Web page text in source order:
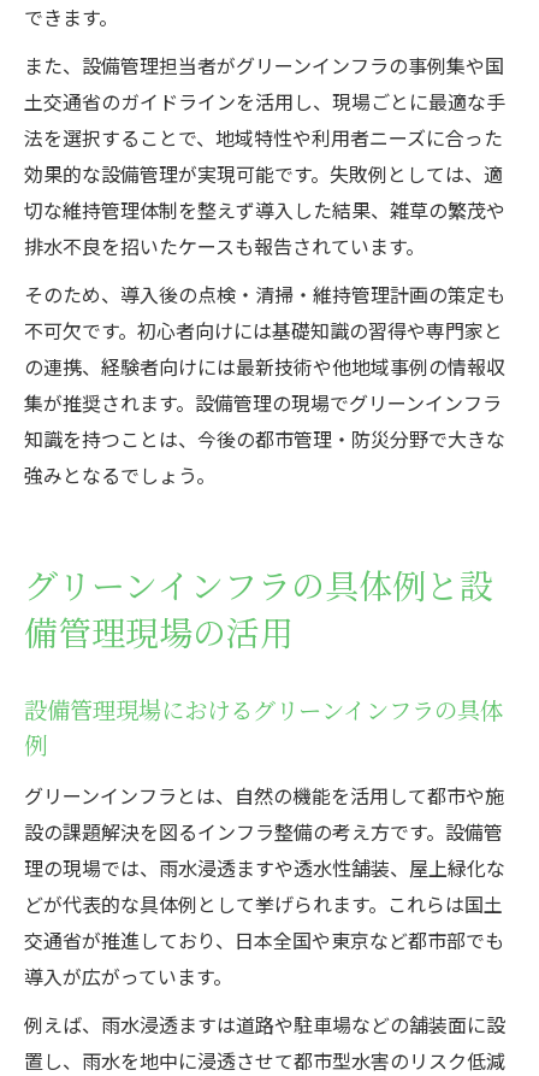
できます。
また、設備管理担当者がグリーンインフラの事例集や国
土交通省のガイドラインを活用し、現場ごとに最適な手
法を選択することで、地域特性や利用者ニーズに合った
効果的な設備管理が実現可能です。失敗例としては、適
切な維持管理体制を整えず導入した結果、雑草の繁茂や
排水不良を招いたケースも報告されています。
そのため、導入後の点検・清掃・維持管理計画の策定も
不可欠です。初心者向けには基礎知識の習得や専門家と
の連携、経験者向けには最新技術や他地域事例の情報収
集が推奨されます。設備管理の現場でグリーンインフラ
知識を持つことは、今後の都市管理・防災分野で大きな
強みとなるでしょう。
グリーンインフラの具体例と設
備管理現場の活用
設備管理現場におけるグリーンインフラの具体
例
グリーンインフラとは、自然の機能を活用して都市や施
設の課題解決を図るインフラ整備の考え方です。設備管
理の現場では、雨水浸透ますや透水性舗装、屋上緑化な
どが代表的な具体例として挙げられます。これらは国土
交通省が推進しており、日本全国や東京など都市部でも
導入が広がっています。
例えば、雨水浸透ますは道路や駐車場などの舗装面に設
置し、雨水を地中に浸透させて都市型水害のリスク低減